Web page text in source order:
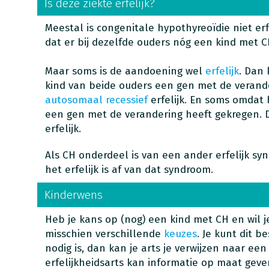
Is deze ziekte erfelijk?
Meestal is congenitale hypothyreoïdie niet
dat er bij dezelfde ouders nóg een kind met
Maar soms is de aandoening wel erfelijk. Dan
kind van beide ouders een gen met de
autosomaal recessieferfelijk. En soms omdat
een gen met de verandering heeft gekregen.
erfelijk.
Als CH onderdeel is van een ander erfelijk
het erfelijk is af van dat syndroom.
Kinderwens
Heb je kans op (nog) een kind met CH en wil
misschien verschillende keuzes. Je kunt dit
nodig is, dan kan je arts je verwijzen naar een
erfelijkheidsarts kan informatie op maat